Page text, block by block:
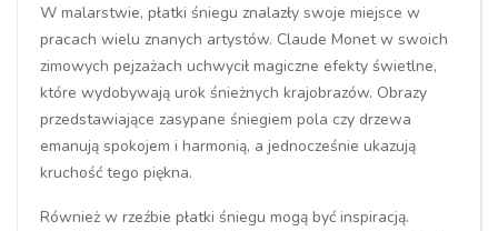
W malarstwie, płatki śniegu znalazły swoje miejsce w
pracach wielu znanych artystów. Claude Monet w swoich
zimowych pejzażach uchwycił magiczne efekty świetlne,
które wydobywają urok śnieżnych krajobrazów. Obrazy
przedstawiające zasypane śniegiem pola czy drzewa
emanują spokojem i harmonią, a jednocześnie ukazują
kruchość tego piękna.
Również w rzeźbie płatki śniegu mogą być inspiracją.